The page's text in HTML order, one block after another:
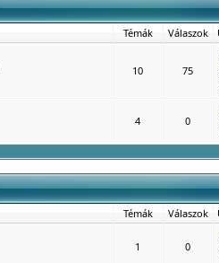
Témák Válaszok
10 75
4 0
Témák Válaszok
1 0